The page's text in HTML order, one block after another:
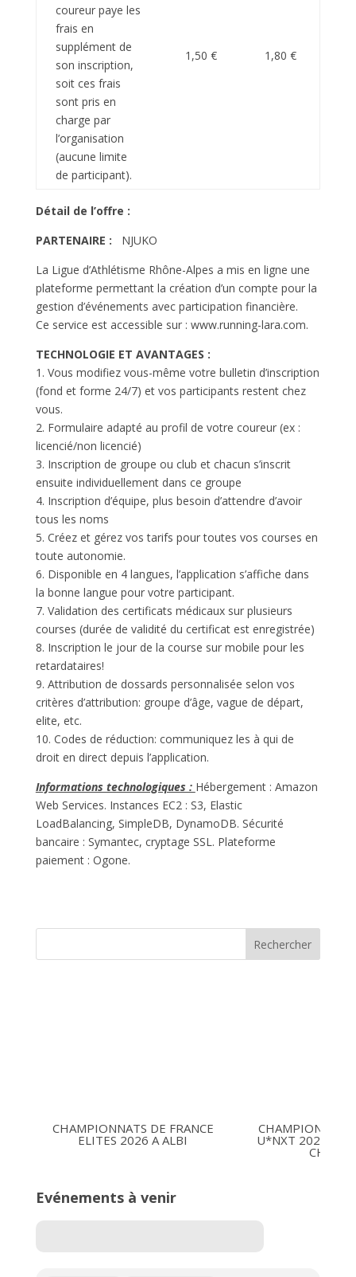
coureur paye les
frais en
supplément de
son inscription,
soit ces frais
sont pris en
charge par
l’organisation
(aucune limite
de participant).
1,50 € 1,80 €
Détail de l’offre :
PARTENAIRE :
NJUKO
La Ligue d’Athlétisme Rhône-Alpes a mis en ligne une
plateforme permettant la création d’un compte pour la
gestion d’événements avec participation financière.
Ce service est accessible sur : www.running-lara.com.
TECHNOLOGIE ET AVANTAGES :
1. Vous modifiez vous-même votre bulletin d’inscription
(fond et forme 24/7) et vos participants restent chez
vous.
2. Formulaire adapté au profil de votre coureur (ex :
licencié/non licencié)
3. Inscription de groupe ou club et chacun s’inscrit
ensuite individuellement dans ce groupe
4. Inscription d’équipe, plus besoin d’attendre d’avoir
tous les noms
5. Créez et gérez vos tarifs pour toutes vos courses en
toute autonomie.
6. Disponible en 4 langues, l’application s’affiche dans
la bonne langue pour votre participant.
7. Validation des certificats médicaux sur plusieurs
courses (durée de validité du certificat est enregistrée)
8. Inscription le jour de la course sur mobile pour les
retardataires!
9. Attribution de dossards personnalisée selon vos
critères d’attribution: groupe d’âge, vague de départ,
elite, etc.
10. Codes de réduction: communiquez les à qui de
droit en direct depuis l’application.
Informations technologiques : Hébergement : Amazon
Web Services. Instances EC2 : S3, Elastic
LoadBalancing, SimpleDB, DynamoDB. Sécurité
bancaire : Symantec, cryptage SSL. Plateforme
paiement : Ogone.
Rechercher
CHAMPIONNATS DE FRANCE
ELITES 2026 A ALBI
CHAMPIONNATS
U*NXT 2026 16-
Evénements à venir